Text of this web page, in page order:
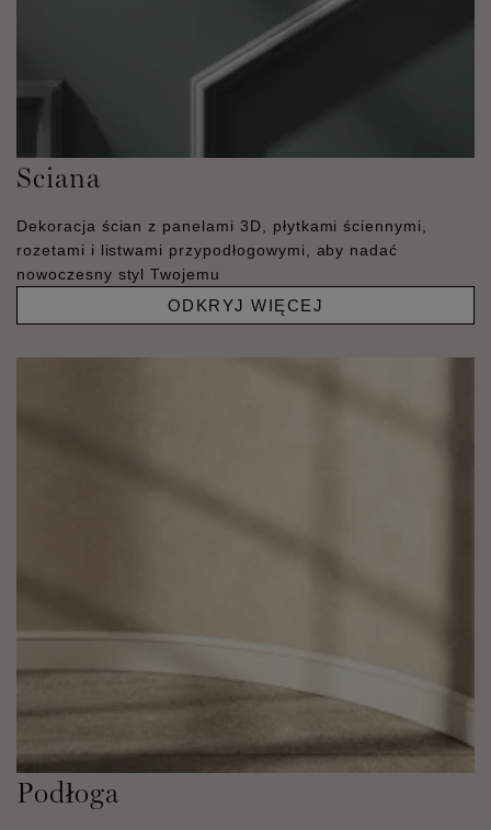
Sciana
Dekoracja ścian z panelami 3D, płytkami ściennymi,
rozetami i listwami przypodłogowymi, aby nadać
nowoczesny styl Twojemu
ODKRYJ WIĘCEJ
Podłoga